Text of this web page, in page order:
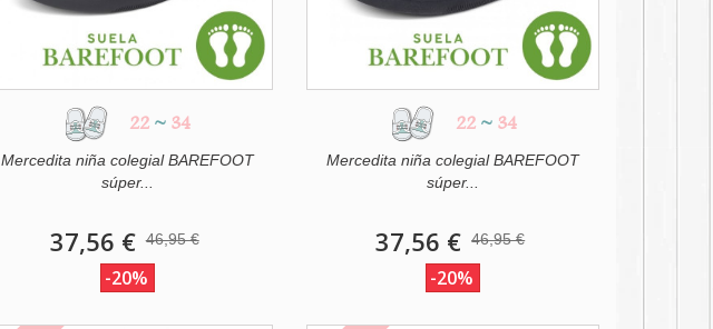
22 ~ 34
Mercedita niña colegial BAREFOOT
súper...
37,56 € 46,95 €
-20%
22 ~34
Mercedita niña colegial BAREFOOT
súper...
37,56 € 46,95 €
-20%